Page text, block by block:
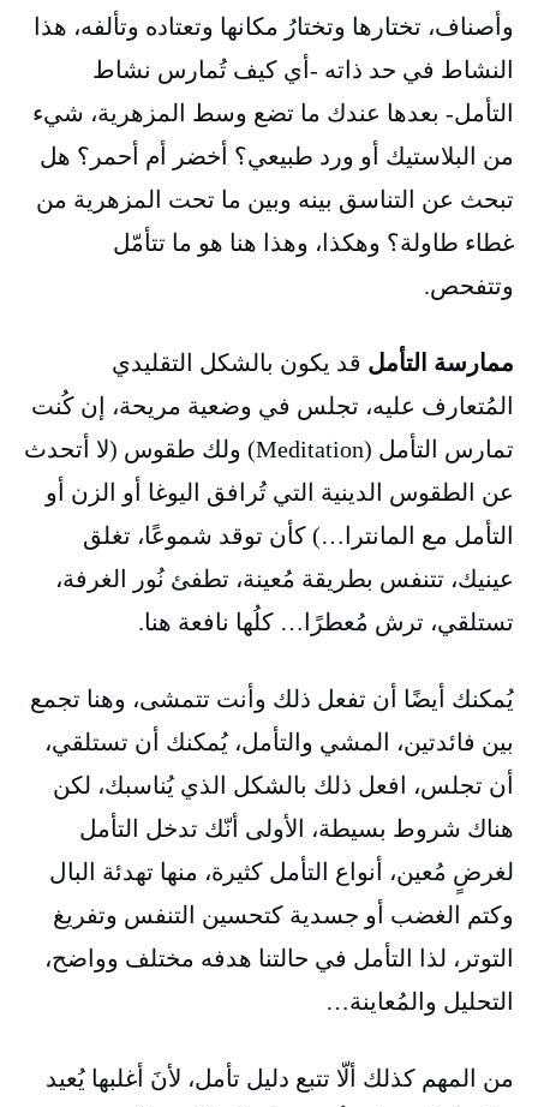
وأصناف، تختارها وتختارُ مكانها وتعتاده وتألفه، هذا
النشاط في حد ذاته -أي كيف تُمارس نشاط
التأمل- بعدها عندك ما تضع وسط المزهرية، شيء
من البلاستيك أو ورد طبيعي؟ أخضر أم أحمر؟ هل
تبحث عن التناسق بينه وبين ما تحت المزهرية من
غطاء طاولة؟ وهكذا، وهذا هنا هو ما تتأمّل
وتتفحص.
ممارسة التأمل قد يكون بالشكل التقليدي
المُتعارف عليه، تجلس في وضعية مريحة، إن كُنت
تمارس التأمل (Meditation) ولك طقوس (لا أتحدث
عن الطقوس الدينية التي تُرافق اليوغا أو الزن أو
التأمل مع المانترا…) كأن توقد شموعًا، تغلق
عينيك، تتنفس بطريقة مُعينة، تطفئ نُور الغرفة،
تستلقي، ترش مُعطرًا… كلُها نافعة هنا.
يُمكنك أيضًا أن تفعل ذلك وأنت تتمشى، وهنا تجمع
بين فائدتين، المشي والتأمل، يُمكنك أن تستلقي،
أن تجلس، افعل ذلك بالشكل الذي يُناسبك، لكن
هناك شروط بسيطة، الأولى أنّك تدخل التأمل
لغرضٍ مُعين، أنواع التأمل كثيرة، منها تهدئة البال
وكتم الغضب أو جسدية كتحسين التنفس وتفريغ
التوتر، لذا التأمل في حالتنا هدفه مختلف وواضح،
التحليل والمُعاينة…
من المهم كذلك ألّا تتبع دليل تأمل، لأنَ أغلبها يُعيد